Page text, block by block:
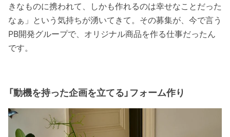
きなものに携われて、しかも作れるのは幸せなことだった
なぁ」という気持ちが湧いてきて。その募集が、今で言う
PB開発グループで、オリジナル商品を作る仕事だったん
です。
「動機を持った企画を立てる」フォーム作り